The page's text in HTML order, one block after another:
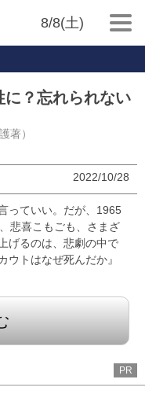
8/8(土)
？忘れられない
著）
2022/10/28
っていい。だが、1965
悲喜こもごも、さまざ
げるのは、悲劇の中で
ウトはなぜ死んだか』
PR